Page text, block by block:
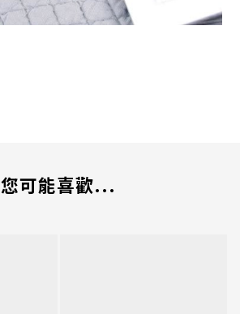
您可能喜歡...